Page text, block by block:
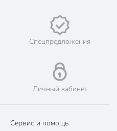
посудомоечной
машины
конический
не свадебные
без бара
Спецпредложения
Личный кабинет
Сервис и помощь